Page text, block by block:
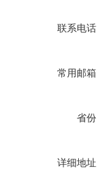
联系电
常用邮
省
详细地